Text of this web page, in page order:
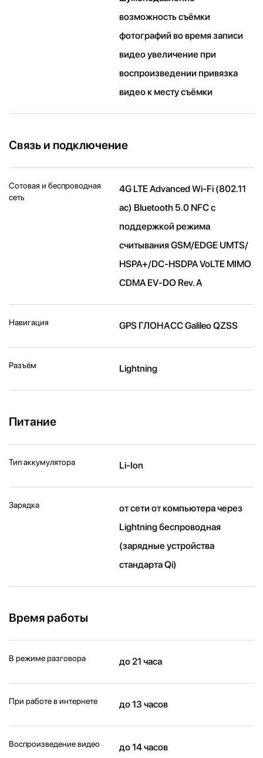
возможность съёмки
фотографий во время записи
видео увеличение при
воспроизведении привязка
видео к месту съёмки
Связь и подключение
Сотовая и беспроводная
сеть
4G LTE Advanced Wi-Fi (802.11​
ac) Bluetooth 5.0 NFC с
поддержкой режима
считывания GSM/EDGE UMTS/​
HSPA+/​DC-HSDPA VoLTE MIMO
CDMA EV-DO Rev. A
Навигация GPS ГЛОНАСС Galileo QZSS
Разъём Lightning
Питание
Тип аккумулятора Li-Ion
Зарядка
от сети от компьютера через
Lightning беспроводная
(зарядные устройства
стандарта Qi)
Время работы
В режиме разговора до 21 часа
При работе в интернете до 13 часов
Воспроизведение видео до 14 часов